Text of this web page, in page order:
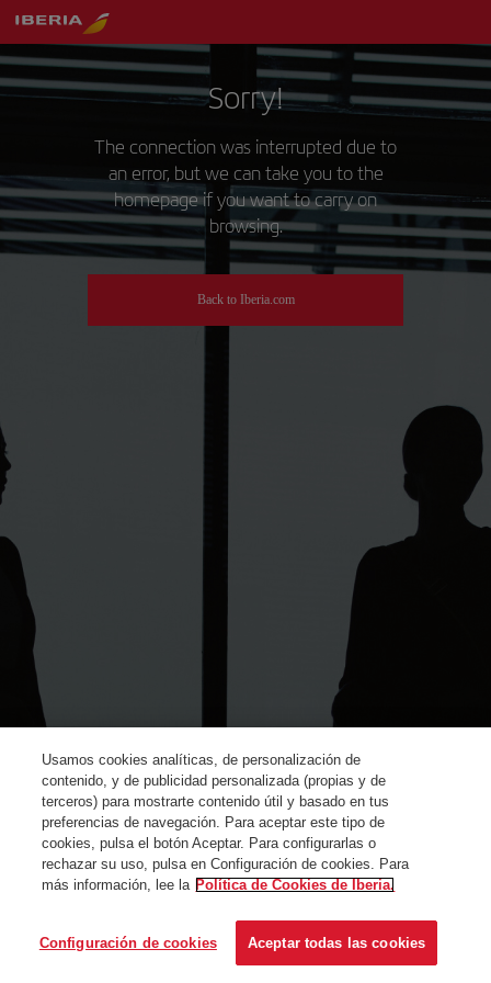
Sorry!
The connection was interrupted due to
an error, but we can take you to the
homepage if you want to carry on
browsing.
Back to Iberia.com
Usamos cookies analíticas, de personalización de
contenido, y de publicidad personalizada (propias y de
terceros) para mostrarte contenido útil y basado en tus
preferencias de navegación. Para aceptar este tipo de
cookies, pulsa el botón Aceptar. Para configurarlas o
rechazar su uso, pulsa en Configuración de cookies. Para
más información, lee la Política de Cookies de Iberia.
Configuración de cookies Aceptar todas las cookies